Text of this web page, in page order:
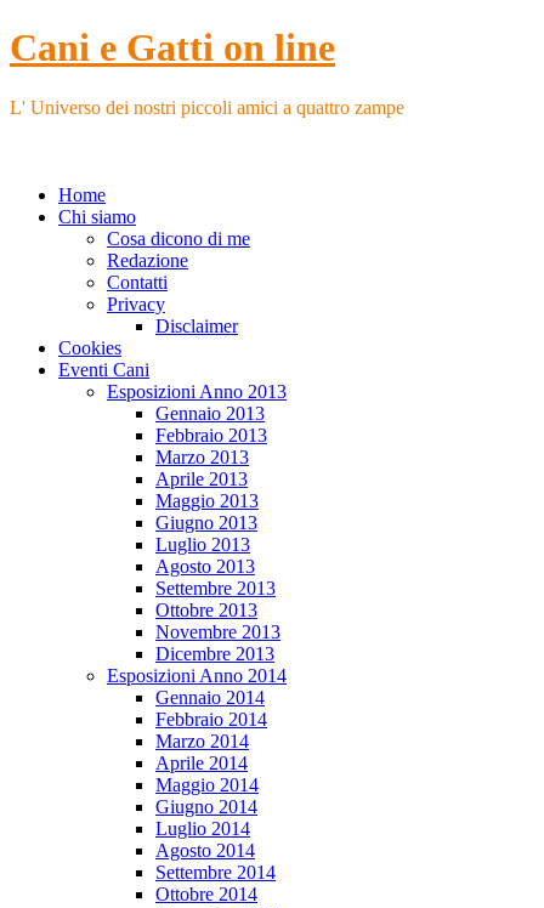
Cani e Gatti on line
L' Universo dei nostri piccoli amici a quattro zampe
Home
Chi siamo
Cosa dicono di me
Redazione
Contatti
Privacy
Disclaimer
Cookies
Eventi Cani
Esposizioni Anno 2013
Gennaio 2013
Febbraio 2013
Marzo 2013
Aprile 2013
Maggio 2013
Giugno 2013
Luglio 2013
Agosto 2013
Settembre 2013
Ottobre 2013
Novembre 2013
Dicembre 2013
Esposizioni Anno 2014
Gennaio 2014
Febbraio 2014
Marzo 2014
Aprile 2014
Maggio 2014
Giugno 2014
Luglio 2014
Agosto 2014
Settembre 2014
Ottobre 2014